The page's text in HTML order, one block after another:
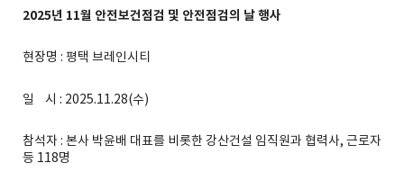
2025년 11월 안전보건점검 및 안전점검의 날 행사
현장명 : 평택 브레인시티
일 시 : 2025.11.28(수)
참석자 : 본사 박윤배 대표를 비롯한 강산건설 임직원과 협력사, 근로자
등 118명